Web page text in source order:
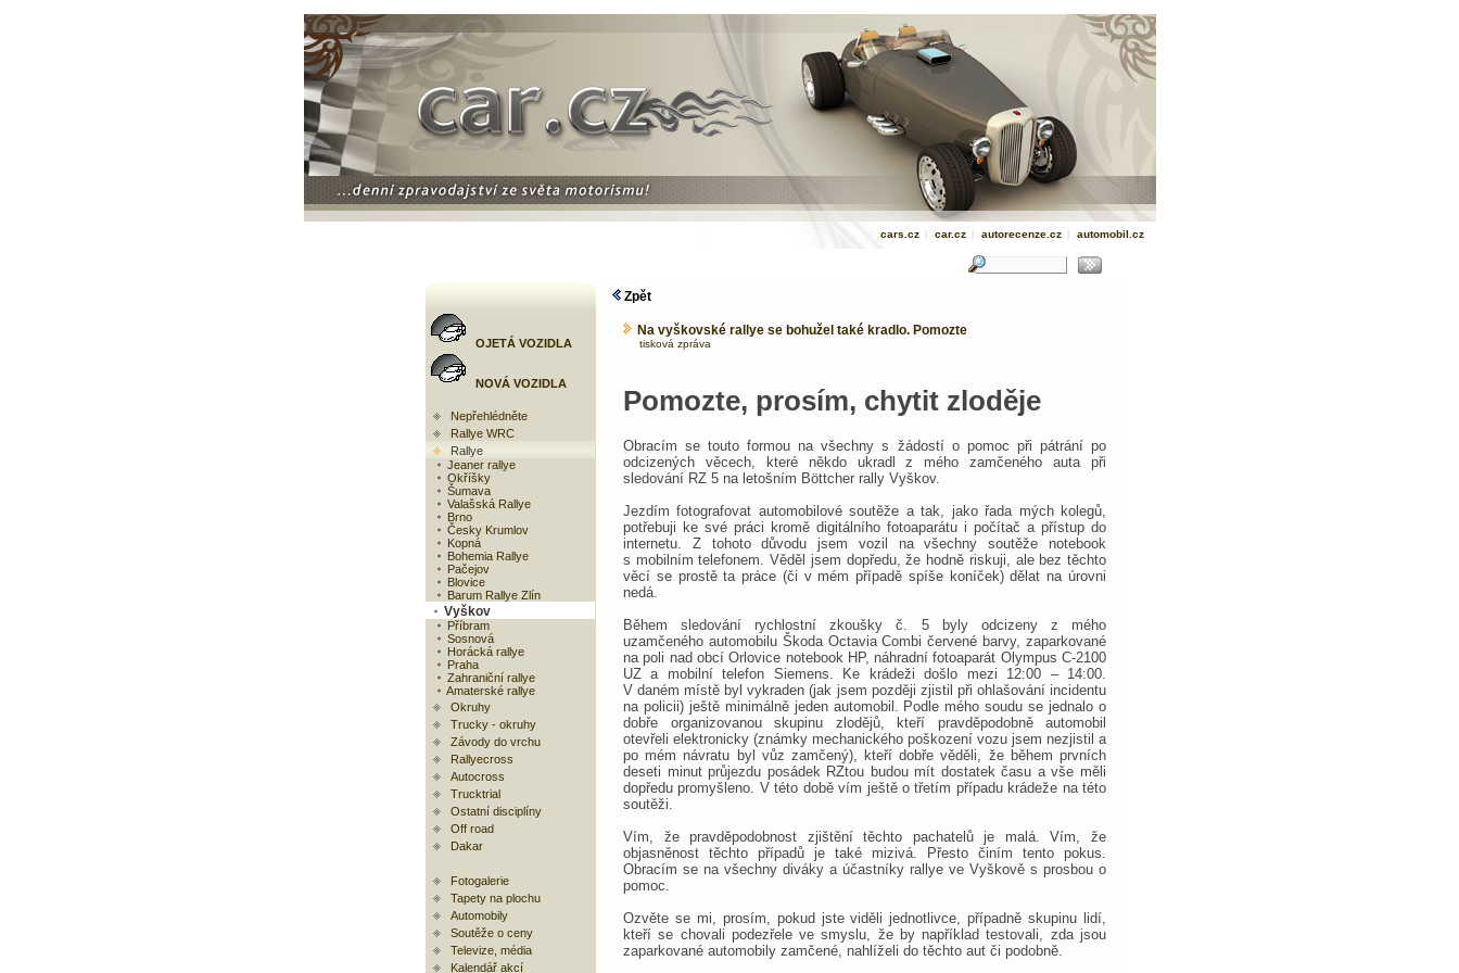
cars.cz | car.cz | autorecenze.cz | automobil.cz
OJETÁ VOZIDLA
NOVÁ VOZIDLA
Nepřehlédněte
Rallye WRC
Rallye
Jeaner rallye
Okříšky
Šumava
Valašská Rallye
Brno
Česky Krumlov
Kopná
Bohemia Rallye
Pačejov
Blovice
Barum Rallye Zlín
Vyškov
Příbram
Sosnová
Horácká rallye
Praha
Zahraniční rallye
Amaterské rallye
Okruhy
Trucky - okruhy
Závody do vrchu
Rallyecross
Autocross
Trucktrial
Ostatní disciplíny
Off road
Dakar
Fotogalerie
Tapety na plochu
Automobily
Soutěže o ceny
Televize, média
Kalendář akcí
Zpět
Na vyškovské rallye se bohužel také kradlo. Pomozte
tisková zpráva
Pomozte, prosím, chytit zloděje
Obracím se touto formou na všechny s žádostí o pomoc při pátrání po
odcizených věcech, které někdo ukradl z mého zamčeného auta při
sledování RZ 5 na letošním Böttcher rally Vyškov.
Jezdím fotografovat automobilové soutěže a tak, jako řada mých kolegů,
potřebuji ke své práci kromě digitálního fotoaparátu i počítač a přístup do
internetu. Z tohoto důvodu jsem vozil na všechny soutěže notebook
s mobilním telefonem. Věděl jsem dopředu, že hodně riskuji, ale bez těchto
věcí se prostě ta práce (či v mém případě spíše koníček) dělat na úrovni
nedá.
Během sledování rychlostní zkoušky č. 5 byly odcizeny z mého
uzamčeného automobilu Škoda Octavia Combi červené barvy, zaparkované
na poli nad obcí Orlovice notebook HP, náhradní fotoaparát Olympus C-2100
UZ a mobilní telefon Siemens. Ke krádeži došlo mezi 12:00 – 14:00.
V daném místě byl vykraden (jak jsem později zjistil při ohlašování incidentu
na policii) ještě minimálně jeden automobil. Podle mého soudu se jednalo o
dobře organizovanou skupinu zlodějů, kteří pravděpodobně automobil
otevřeli elektronicky (známky mechanického poškození vozu jsem nezjistil a
po mém návratu byl vůz zamčený), kteří dobře věděli, že během prvních
deseti minut průjezdu posádek RZtou budou mít dostatek času a vše měli
dopředu promyšleno. V této době vím ještě o třetím případu krádeže na této
soutěži.
Vím, že pravděpodobnost zjištění těchto pachatelů je malá. Vím, že
objasněnost těchto případů je také mizivá. Přesto činím tento pokus.
Obracím se na všechny diváky a účastníky rallye ve Vyškově s prosbou o
pomoc.
Ozvěte se mi, prosím, pokud jste viděli jednotlivce, případně skupinu lidí,
kteří se chovali podezřele ve smyslu, že by například testovali, zda jsou
zaparkované automobily zamčené, nahlíželi do těchto aut či podobně.